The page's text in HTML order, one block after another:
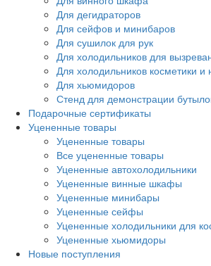
Для дегидраторов
Для сейфов и минибаров
Для сушилок для рук
Для холодильников для
Для холодильников косметики и
Для хьюмидоров
Стенд для демонстрации
Подарочные сертификаты
Уцененные товары
Уцененные товары
Все уцененные товары
Уцененные автохолодильники
Уцененные винные шкафы
Уцененные минибары
Уцененные сейфы
Уцененные холодильники для
Уцененные хьюмидоры
Новые поступления